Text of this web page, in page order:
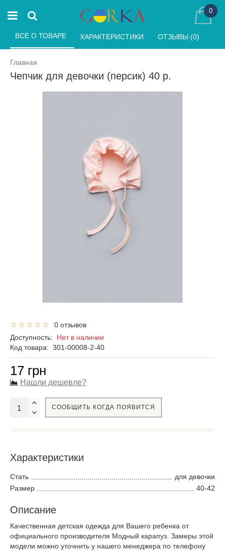
0
Главная
Чепчик для девочки (персик) 40 р.
ВСЕ О ТОВАРЕ ХАРАКТЕРИСТИКИ ОТЗЫВЫ (0)
0 отзывов
Доступность: Нет в наличии
Код товара: 301-00008-2-40
17 грн
Нашли дешевле?
СООБЩИТЬ КОГДА ПОЯВИТСЯ
Характеристики
Стать
для девочки
Размер
40-42
Описание
Качественная детская одежда для Вашего ребенка от
официального производителя Модный карапуз. Замеры этой
модели можно уточнить у нашего менеджера по телефону